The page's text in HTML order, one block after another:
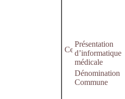
Présentation
d’informatique
médicale
Dénomination
Commune